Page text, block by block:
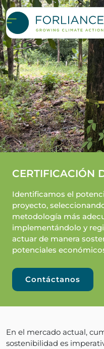
CERTIFICACIÓN
Identificamos el
proyecto,
metodología más
implementándolo y
actuar de manera
potenciales
Contáctanos
En el mercado actual,
sostenibilidad es